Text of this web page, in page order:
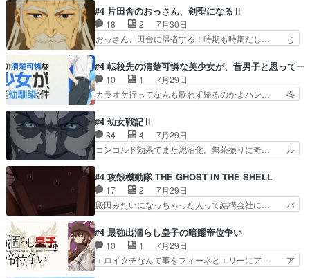
で夜の国の独裁支配を強化、… やはりヨコヤいい
ですね。昼の国が勝てる流… 役で出演いたしまし
た。次回も緊張が止まり…
なゲームも相手が強すぎるとやる気無く… テー
マ：テスト勉強と大会感想は、美緒がテ… すげー
ーーーーーーーー良い……。女性声優… 深夜の格
ゲー対戦よりテストの方がよっぽど… 真剣に授業
ストに向けて勉強会！美緒ちゃ… 受験勉強と戦闘
の2択なら戦闘を選ぶ娘w美… 勉強嫌いでバトル
を選ぶって、ひぐらしの沙…
#4 片田舎のおっさん、剣聖になるⅡ
18 2
7月30日
おっさん、田舎に帰省する！時期も時期だし… じ
れない爺さんには夢が詰まってると思う… クル
ニ、ヘンブリッツ、ミュイと一緒におっ… 帰省、
お供ヒロインはクルニ。順番的には確… 父親から
手紙が来た。サーベルボアの退治の… ここでヘン
家に帰ることに・ベリルはミュ… おっさんの親と
なるとお爺ちゃんだよね孫扱… ・ベリル、実家に
帰ることに・ベリルはミュ…
#4 転校先の清楚可憐な美少女が、昔男子と思って一
10 1
7月29日
カラオケ行ってなんも歌わず帰るのかよハン… 春
やらあの女優さんが春希のお母さんのよ… 春希ち
ゃん姫ちゃんに野菜の子も凄え可愛い… 隼人くん
のスマホを買いに行ってたけど完全… 第４話を
U-NEXTで視聴しました。視聴… スマホを買うた
見始めてたけどなんだかん… いきなりシリアス展
開ぶち込んでくるじゃん… 春希の家庭事情は複
雑。食事とか隼人が親身…
#4 幼女戦記Ⅱ
84 4
7月29日
コンコルド効果でまた泥沼化。無茶振りに奇… ル
グを更新しました!!宜しければ、是非… 計画通り
にはいかないね笑やり遂げた(ほぼ… 今回もター
ニャに不都合なことがあったりし… 白髪の男性が
語った家族を失った喪無感が、… 連邦に対して有
油を注ぐターニャの勝利軍… 犠牲を払っても良い
ならお前たちが前線へ行… 戦闘がアッサリし過ぎ
じゃない？戦争がメイ…
#4 攻殻機動隊 THE GHOST IN THE SHELL
17 2
7月29日
殿田みたいになっちゃった人って結構会社に… バ
見た目もうただのロボでしかないんだよ… 俺らの
汗拭きそりゃいやだろwwバトー＆ト… イノセン
スの元となった回だけど、ガイノイ… アダム・リ
ンクやジェイムスン(教授)型サ… アンドロイドも
#4 最強出涸らし皇子の暗躍帝位争い
10 1
7月29日
エロイタチなんて事をフィーネとエリーにア… ア